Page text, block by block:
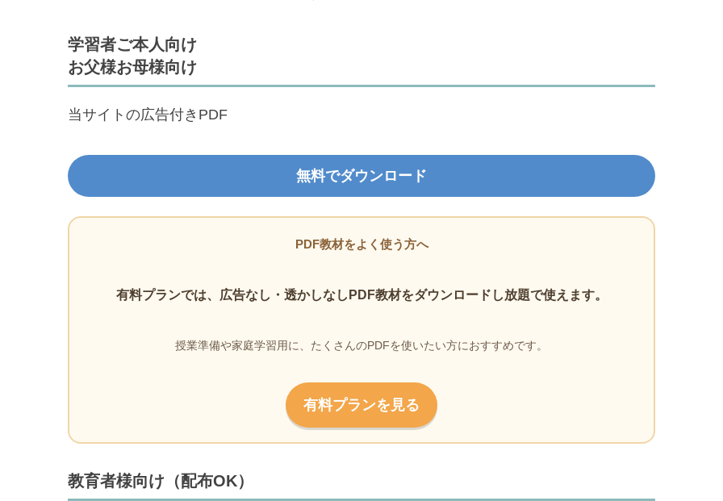
学習者ご本人向け
お父様お母様向け
当サイトの広告付きPDF
無料でダウンロード
PDF教材をよく使う方へ
有料プランでは、広告なし・透かしなしPDF教材をダウンロードし放題で使えます。
授業準備や家庭学習用に、たくさんのPDFを使いたい方におすすめです。
有料プランを見る
教育者様向け（配布OK）